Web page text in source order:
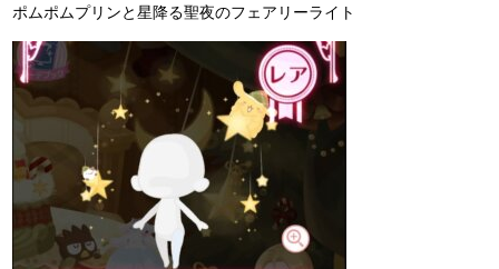
ポムポムプリンと星降る聖夜のフェアリーライト